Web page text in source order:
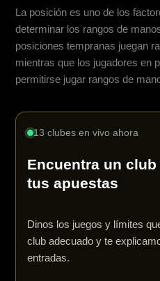
La posición es uno de los
determinar los rangos de
posiciones tempranas juegan
mientras que los jugadores en
permitirse jugar rangos de
13 clubes en vivo ahora
Encuentra un
tus apuestas
Dinos los juegos y límites
club adecuado y te
entradas.